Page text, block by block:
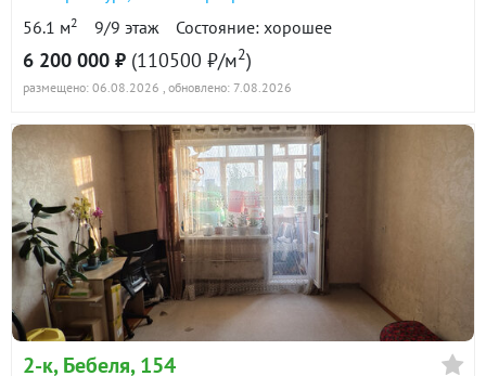
56.1 м2 9/9 этаж Состояние: хорошее
6 200 000 ₽ (110500 ₽/м2)
размещено: 06.08.2026 , обновлено: 7.08.2026
2-к, Бебеля, 154